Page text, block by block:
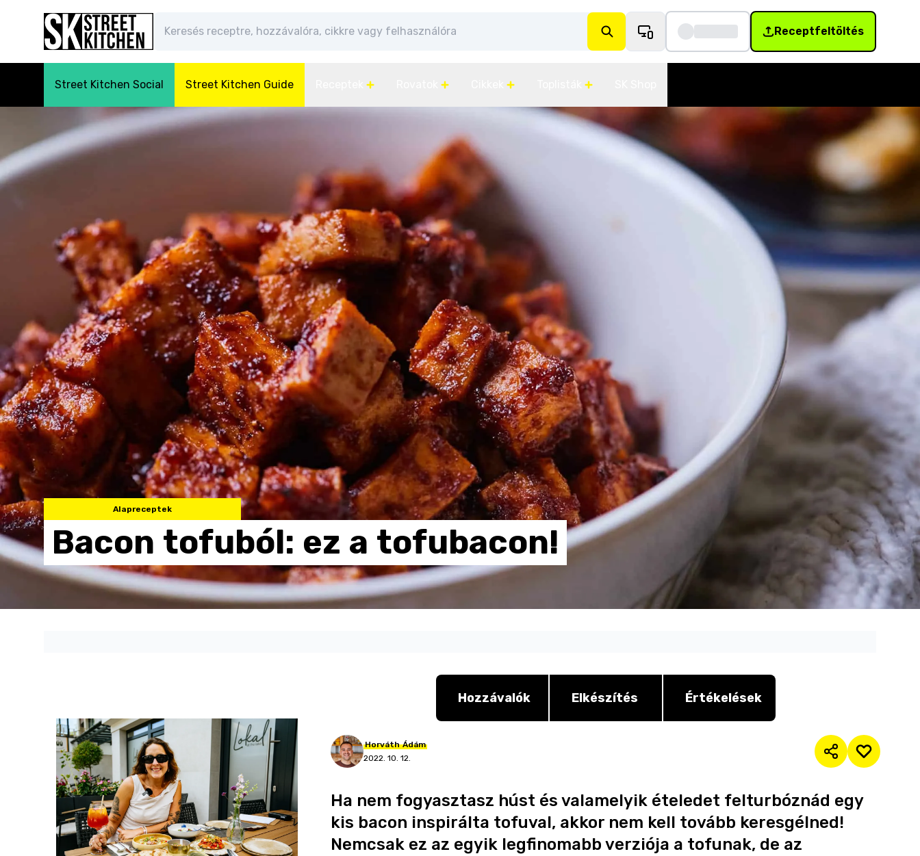
Receptfeltöltés
Street Kitchen Social Street Kitchen Guide
Alapreceptek
Bacon tofuból: ez a tofubacon!
Hozzávalók Elkészítés Értékelések
Horváth Ádám
2022. 10. 12.
Ha nem fogyasztasz húst és valamelyik ételedet felturbóznád egy
kis bacon inspirálta tofuval, akkor nem kell tovább keresgélned!
Nemcsak ez az egyik legfinomabb verziója a tofunak, de az